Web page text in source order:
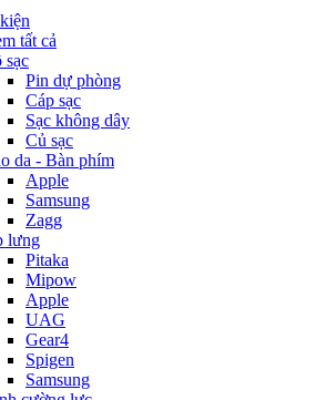
tất cả
sạc
Pin dự phòng
Cáp sạc
Sạc không dây
Củ sạc
da - Bàn phím
Apple
Samsung
Zagg
lưng
Pitaka
Mipow
Apple
UAG
Gear4
Spigen
Samsung